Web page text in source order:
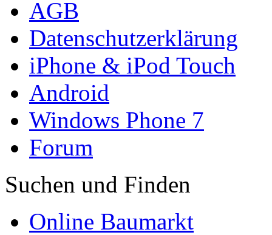
AGB
Datenschutzerklärung
iPhone & iPod Touch
Android
Windows Phone 7
Forum
Suchen und Finden
Online Baumarkt